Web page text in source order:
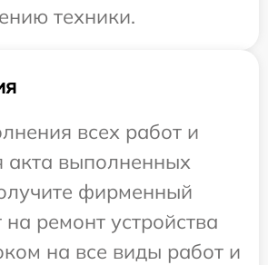
техники.
всех работ и
акта выполненных
фирменный
ремонт устройства
на все виды работ и